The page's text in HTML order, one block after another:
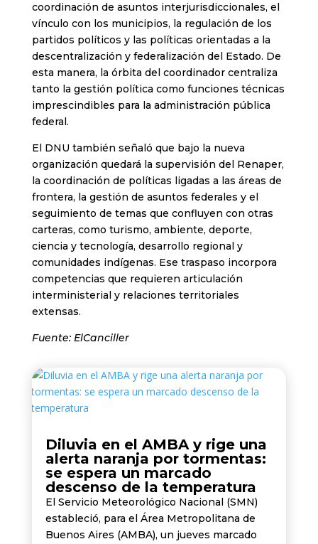
coordinación de asuntos interjurisdiccionales, el
vínculo con los municipios, la regulación de los
partidos políticos y las políticas orientadas a la
descentralización y federalización del Estado. De
esta manera, la órbita del coordinador centraliza
tanto la gestión política como funciones técnicas
imprescindibles para la administración pública
federal.
El DNU también señaló que bajo la nueva
organización quedará la supervisión del Renaper,
la coordinación de políticas ligadas a las áreas de
frontera, la gestión de asuntos federales y el
seguimiento de temas que confluyen con otras
carteras, como turismo, ambiente, deporte,
ciencia y tecnología, desarrollo regional y
comunidades indígenas. Ese traspaso incorpora
competencias que requieren articulación
interministerial y relaciones territoriales
extensas.
Fuente: ElCanciller
Diluvia en el AMBA y rige una
alerta naranja por tormentas:
se espera un marcado
descenso de la temperatura
El Servicio Meteorológico Nacional (SMN)
estableció, para el Área Metropolitana de
Buenos Aires (AMBA), un jueves marcado